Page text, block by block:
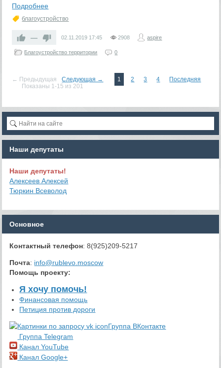
Подробнее
благоустройство
— 02.11.2019 17:45 2908 aspire
Благоустройство территории 0
← Предыдущая Следующая → 1 2 3 4
Последняя
Показаны 1-15 из 201
Наши депутаты
Наши депутаты!
Алексеев Алексей
Тюркин Всеволод
Основное
Контактный телефон: 8(925)209-5217
Почта: info@rublevo.moscow
Помощь проекту:
Я хочу помочь!
Финансовая помощь
Петиция против дороги
Группа ВКонтакте
Группа Telegram
Канал YouTube
Канал Google+